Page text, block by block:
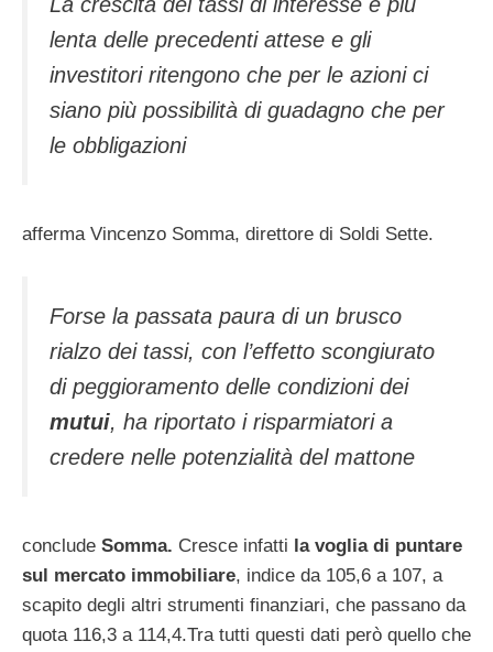
lenta delle precedenti attese e gli
investitori ritengono che per le azioni ci
siano più possibilità di guadagno che per
le obbligazioni
afferma Vincenzo Somma, direttore di Soldi Sette.
Forse la passata paura di un brusco
rialzo dei tassi, con l’effetto scongiurato
di peggioramento delle condizioni dei
mutui, ha riportato i risparmiatori a
credere nelle potenzialità del mattone
conclude Somma. Cresce infatti la voglia di puntare
sul mercato immobiliare, indice da 105,6 a 107, a
scapito degli altri strumenti finanziari, che passano da
quota 116,3 a 114,4.Tra tutti questi dati però quello che